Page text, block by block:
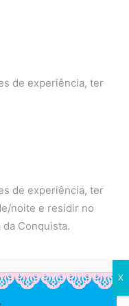
de experiência, ter
de experiência, ter
noite e residir no
Conquista.
X